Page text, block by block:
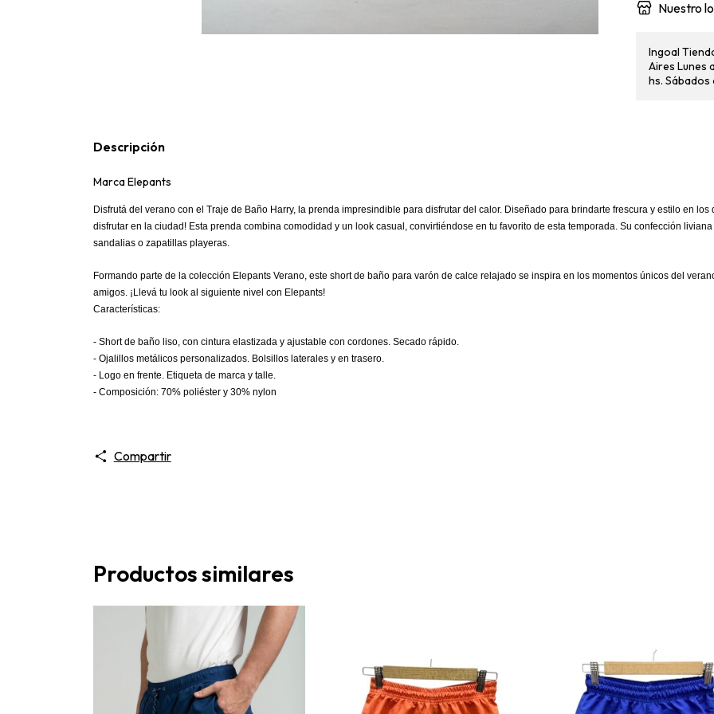
Nuestro
Ingoal
Aires Lunes
hs. Sábados
Descripción
Marca Elepants
Disfrutá del verano con el Traje de Baño Harry, la prenda impresindible para disfrutar del calor. Diseñado para brindarte frescura y estilo en
disfrutar en la ciudad! Esta prenda combina comodidad y un look casual, convirtiéndose en tu favorito de esta temporada. Su confección
sandalias o zapatillas playeras.
Formando parte de la colección Elepants Verano, este short de baño para varón de calce relajado se inspira en los momentos únicos del
amigos. ¡Llevá tu look al siguiente nivel con Elepants!
Características:
- Short de baño liso, con cintura elastizada y ajustable con cordones. Secado rápido.
- Ojalillos metálicos personalizados. Bolsillos laterales y en trasero.
- Logo en frente. Etiqueta de marca y talle.
- Composición: 70% poliéster y 30% nylon
Compartir
Productos similares